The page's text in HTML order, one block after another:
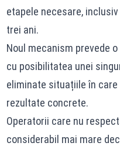
etapele necesare,
trei ani.
Noul mecanism prevede
cu posibilitatea unei
eliminate situațiile în
rezultate concrete.
Operatorii care nu
considerabil mai mare